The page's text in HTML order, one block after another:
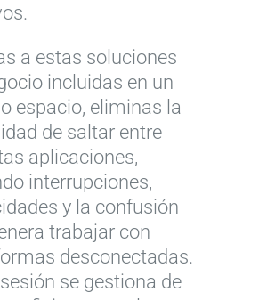
a estas soluciones
incluidas en un
espacio, eliminas la
de saltar entre
aplicaciones,
interrupciones,
y la confusión
trabajar con
desconectadas.
se gestiona de